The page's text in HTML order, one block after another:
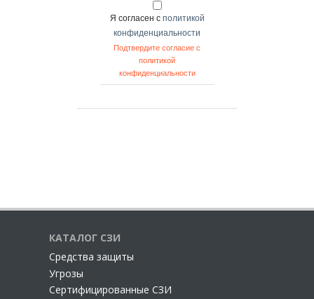
Я согласен с политикой
конфиденциальности
Подтвердите согласие с
политикой
конфиденциальности
КАТАЛОГ СЗИ
Cредства защиты
Угрозы
Сертифицированные СЗИ